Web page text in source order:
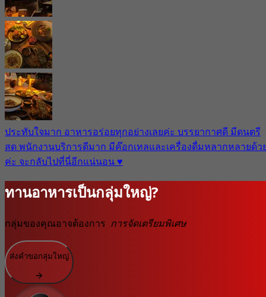
ประทับใจมาก อาหารอร่อยทุกอย่างเลยค่ะ บรรยากาศดี มีดนตรี
สด พนักงานบริการดีมาก มีค๊อกเทลและเครื่องดื่มหลากหลายด้ว
ค่ะ จะกลับไปที่นี่อีกแน่นอน ♥️
ทานอาหารเป็นกลุ่มใหญ่?
กลุ่มของคุณอาจต้องการ การจัดเตรียมพิเศษ
ส่งคำขอกลุ่มใหญ่